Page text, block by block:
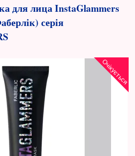
для лица InstaGlammers
серія
Очікується